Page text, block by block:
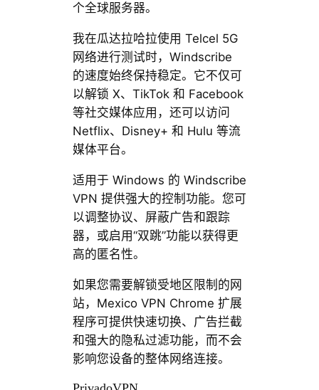
个全球服务器。
我在瓜达拉哈拉使用 Telcel 5G
网络进行测试时，Windscribe
的速度始终保持稳定。它不仅可
以解锁 X、TikTok 和 Facebook
等社交媒体应用，还可以访问
Netflix、Disney+ 和 Hulu 等流
媒体平台。
适用于 Windows 的 Windscribe
VPN 提供强大的控制功能。您可
以调整协议、屏蔽广告和跟踪
器，或启用“双跳”功能以获得更
高的匿名性。
如果您需要解锁受地区限制的网
站，Mexico VPN Chrome 扩展
程序可提供快速切换、广告拦截
和强大的隐私过滤功能，而不会
影响您设备的整体网络连接。